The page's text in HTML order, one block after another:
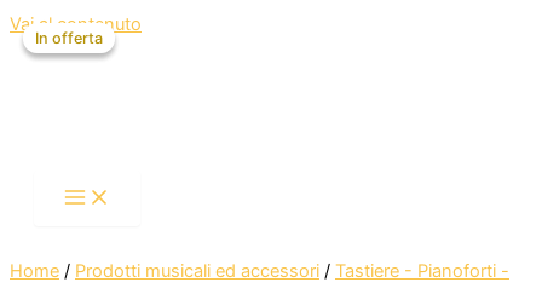
Vai al contenuto
Home / Prodotti musicali ed accessori / Tastiere - Pianoforti -
In offerta
In offerta